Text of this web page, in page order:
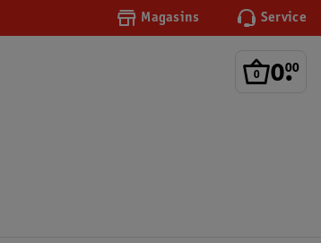
Magasins Service
0.
00